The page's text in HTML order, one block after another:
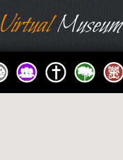
Virtual